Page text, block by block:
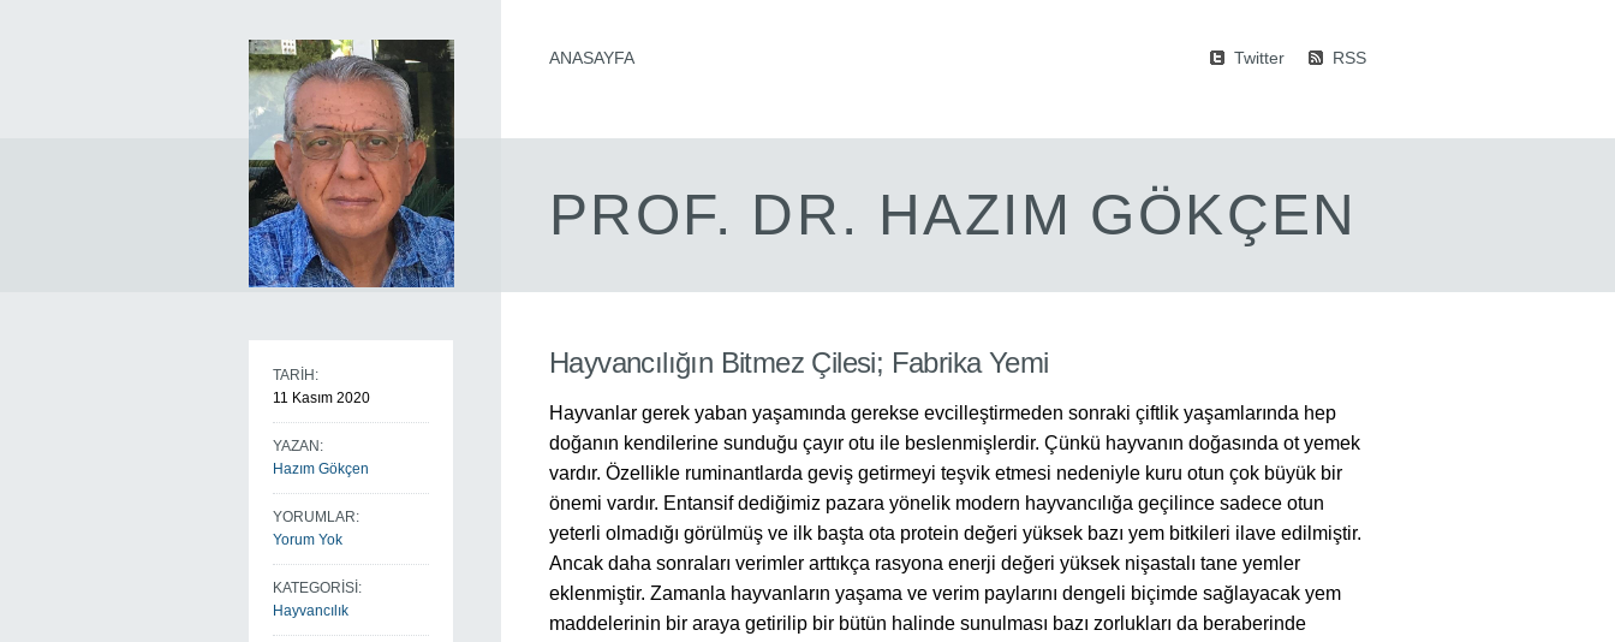
ANASAYFA Twitter RSS
PROF. DR. HAZIM GÖKÇEN
TARİH:
11 Kasım 2020
YAZAN:
Hazım Gökçen
YORUMLAR:
Yorum Yok
KATEGORİSİ:
Hayvancılık
Hayvancılığın Bitmez Çilesi; Fabrika Yemi
Hayvanlar gerek yaban yaşamında gerekse evcilleştirmeden sonraki çiftlik yaşamlarında hep
doğanın kendilerine sunduğu çayır otu ile beslenmişlerdir. Çünkü hayvanın doğasında ot yemek
vardır. Özellikle ruminantlarda geviş getirmeyi teşvik etmesi nedeniyle kuru otun çok büyük bir
önemi vardır. Entansif dediğimiz pazara yönelik modern hayvancılığa geçilince sadece otun
yeterli olmadığı görülmüş ve ilk başta ota protein değeri yüksek bazı yem bitkileri ilave edilmiştir.
Ancak daha sonraları verimler arttıkça rasyona enerji değeri yüksek nişastalı tane yemler
eklenmiştir. Zamanla hayvanların yaşama ve verim paylarını dengeli biçimde sağlayacak yem
maddelerinin bir araya getirilip bir bütün halinde sunulması bazı zorlukları da beraberinde